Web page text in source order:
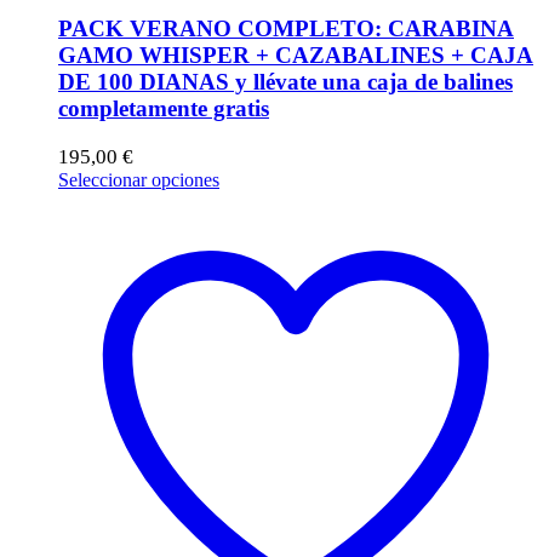
PACK VERANO COMPLETO: CARABINA
GAMO WHISPER + CAZABALINES + CAJA
DE 100 DIANAS y llévate una caja de balines
completamente gratis
195,00 €
Seleccionar opcionesEste
variantes.
Las
opciones